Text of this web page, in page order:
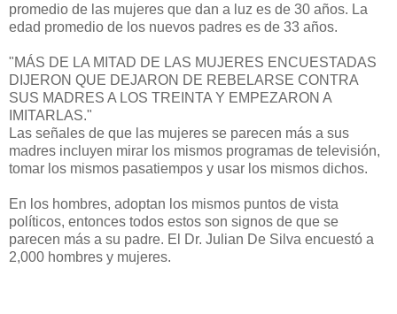
promedio de las mujeres que dan a luz es de 30 años. La
edad promedio de los nuevos padres es de 33 años.
"MÁS DE LA MITAD DE LAS MUJERES ENCUESTADAS
DIJERON QUE DEJARON DE REBELARSE CONTRA
SUS MADRES A LOS TREINTA Y EMPEZARON A
IMITARLAS."
Las señales de que las mujeres se parecen más a sus
madres incluyen mirar los mismos programas de televisión,
tomar los mismos pasatiempos y usar los mismos dichos.
En los hombres, adoptan los mismos puntos de vista
políticos, entonces todos estos son signos de que se
parecen más a su padre. El Dr. Julian De Silva encuestó a
2,000 hombres y mujeres.